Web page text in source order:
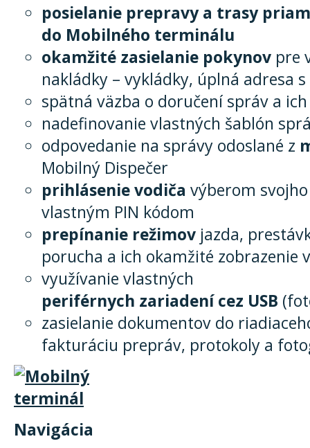
posielanie prepravy a trasy
do Mobilného terminálu
okamžité zasielanie pokynov pre
nakládky – vykládky, úplná adresa
spätná väzba o doručení správ a
nadefinovanie vlastných šablón
odpovedanie na správy odoslané z
Mobilný Dispečer
prihlásenie vodiča výberom
vlastným PIN kódom
prepínanie režimov jazda,
porucha a ich okamžité zobrazenie
využívanie vlastných
periférnych zariadení cez USB
zasielanie dokumentov do
fakturáciu prepráv, protokoly a
Navigácia